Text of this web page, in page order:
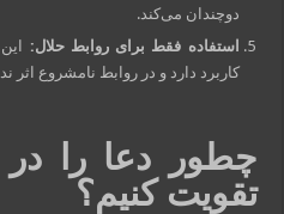
دوچندان می‌کند.
استفاده فقط برای روابط حلال:
کاربرد دارد و در روابط نامشروع اثر
چطور دعا را
تقویت کنیم؟